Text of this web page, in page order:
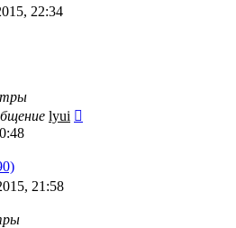
22:34
lyui
21:58